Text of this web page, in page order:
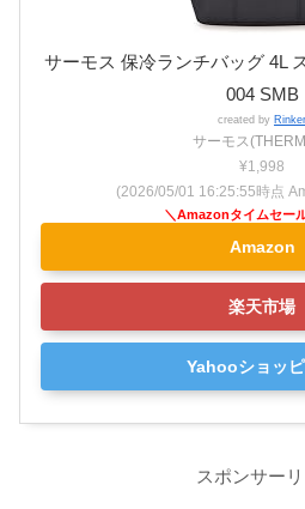
サーモス 保冷ランチバッグ 4L
004 SMB
created by Rinker
サーモス
¥1,998
(2026/05/01 16:25:55時点
Amazon
楽天市場
Yahooショッ
スポンサー